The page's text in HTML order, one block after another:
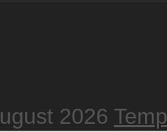
2026